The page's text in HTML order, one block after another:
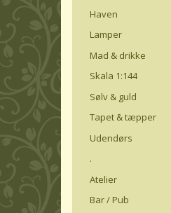
Haven
Lamper
Mad & drikke
Skala 1:144
Sølv & guld
Tapet & tæpper
Udendørs
.
Atelier
Bar / Pub